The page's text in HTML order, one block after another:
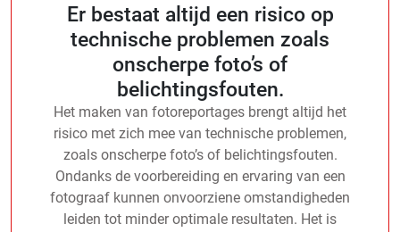
Er bestaat altijd een risico op
technische problemen zoals
onscherpe foto’s of
belichtingsfouten.
Het maken van fotoreportages brengt altijd het
risico met zich mee van technische problemen,
zoals onscherpe foto’s of belichtingsfouten.
Ondanks de voorbereiding en ervaring van een
fotograaf kunnen onvoorziene omstandigheden
leiden tot minder optimale resultaten. Het is